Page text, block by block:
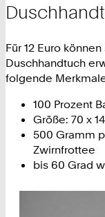
Für 12 Euro
Duschhandtuch
folgende
100 Prozent
Größe: 70 x
500 Gramm
Zwirnfrottee
bis 60 Grad